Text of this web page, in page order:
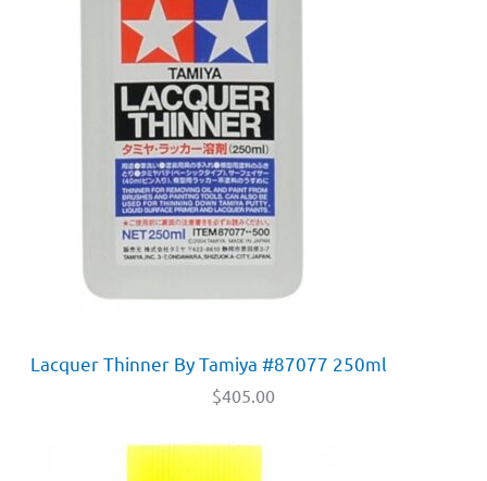
Lacquer Thinner By Tamiya #87077 250ml
$405.00